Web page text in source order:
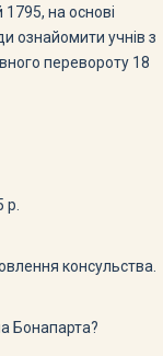
1795, на основі
ознайомити учнів з
перевороту 18
р.
консульства.
Бонапарта?